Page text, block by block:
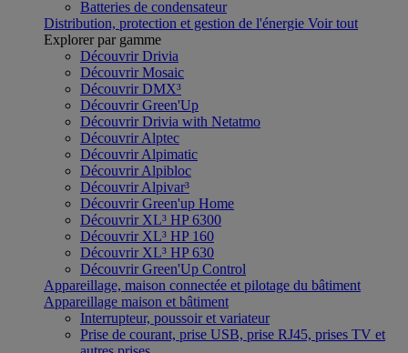
Batteries de condensateur
Distribution, protection et gestion de l'énergie Voir tout
Explorer par gamme
Découvrir Drivia
Découvrir Mosaic
Découvrir DMX³
Découvrir Green'Up
Découvrir Drivia with Netatmo
Découvrir Alptec
Découvrir Alpimatic
Découvrir Alpibloc
Découvrir Alpivar³
Découvrir Green'up Home
Découvrir XL³ HP 6300
Découvrir XL³ HP 160
Découvrir XL³ HP 630
Découvrir Green'Up Control
Appareillage, maison connectée et pilotage du bâtiment
Appareillage maison et bâtiment
Interrupteur, poussoir et variateur
Prise de courant, prise USB, prise RJ45, prises TV et